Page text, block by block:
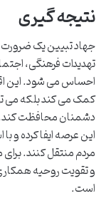
نتیجه گیری
جهاد تبیین یک ضرورت
تهدیدات فرهنگی،
احساس می شود. این
کمک می کند بلکه می
دشمنان محافظت کند.
این عرصه ایفا کرده و
مردم منتقل کنند.
و تقویت روحیه
است.